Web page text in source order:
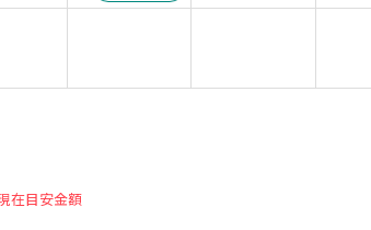
在目安金額